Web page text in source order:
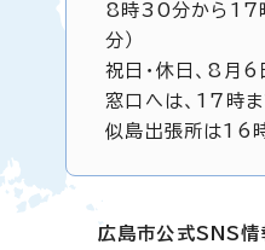
8時30分から17
分）
祝日・休日、8月
窓口へは、17時ま
似島出張所は16
広島市公式SNS情